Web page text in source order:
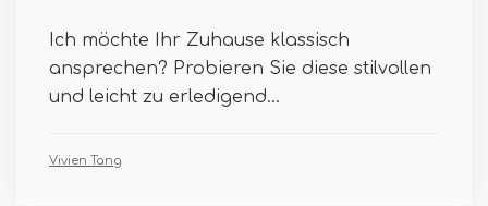
Ich möchte Ihr Zuhause klassisch
ansprechen? Probieren Sie diese stilvollen
und leicht zu erledigend...
Vivien Tang